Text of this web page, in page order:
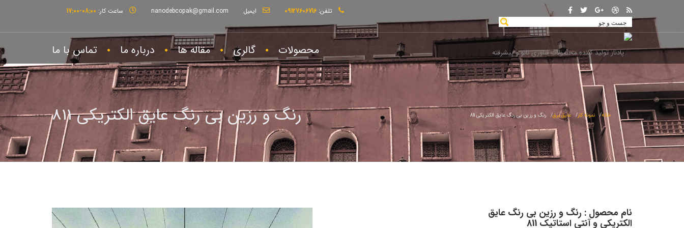
تلفن: 09127606716 ایمیل nanodebcopak@gmail.com ساعت کار: 08:00-17:00
محصولات گالری مقاله ها درباره ما تماس با ما
رنگ و رزین بی رنگ عایق الکتریکی 811 خانه نمونه کار عایق برق رنگ و رزین بی رنگ عایق الکتریکی 811
نام محصول : رنگ و رزین بی رنگ عایق
الکتریکی و آنتی استاتیک 811